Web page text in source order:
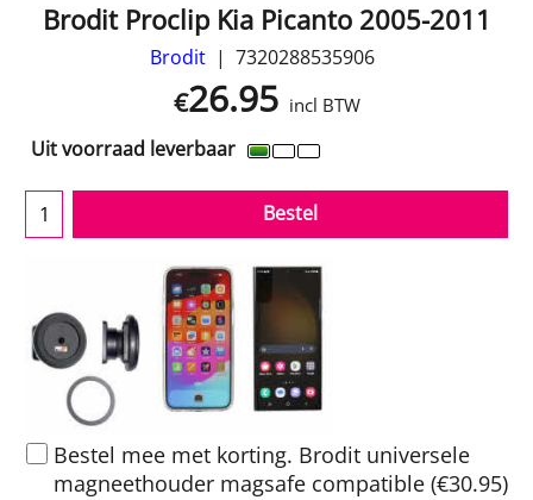
Brodit Proclip Kia Picanto 2005-2011
Brodit 7320288535906
€26.95 incl BTW
Uit voorraad leverbaar
Bestel
Bestel mee met korting. Brodit universele
magneethouder magsafe compatible (€30.95)